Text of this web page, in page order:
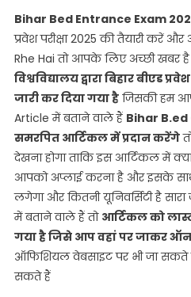
Bed
Entrance
Exam
2025
Online
Apply
Link
For
Application
Form,
Date,
Documents
And
Eligibility
Bihar Bed Entrance Exam
प्रवेश परीक्षा 2025 की तैयारी करें
Rhe Hai तो आपके लिए अच्छी खबर है
विश्वविद्यालय द्वारा बिहार बीएड
जारी कर दिया गया हैजिसकी हम
Article में बताने वाले हैं Bihar
समरपित आर्टिकल में प्रदान करेंगे
देखना होगा ताकि इस आर्टिकल में
आपको अप्लाई करना है और इसके
लगेगा और कितनी यूनिवर्सिटी है
में बताने वाले हैं तो आर्टिकल को
गया है जिसे आप वहां पर जाकर
ऑफिशियल वेबसाइट पर भी जा सकते
सकते हैं